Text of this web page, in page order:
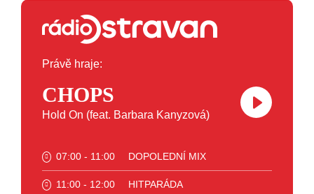
Právě hraje:
CHOPS
Hold On (feat. Barbara Kanyzová)
07:00 - 11:00 DOPOLEDNÍ MIX
11:00 - 12:00 HITPARÁDA